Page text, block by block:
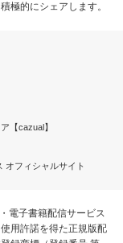
極的にシェアします。
【cazual】
オフィシャルサイト
電子書籍配信サービス
用許諾を得た正規版配